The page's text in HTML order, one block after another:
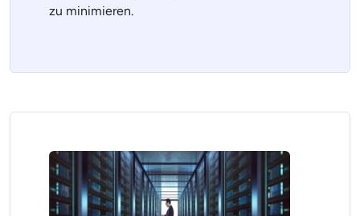
zu minimieren.